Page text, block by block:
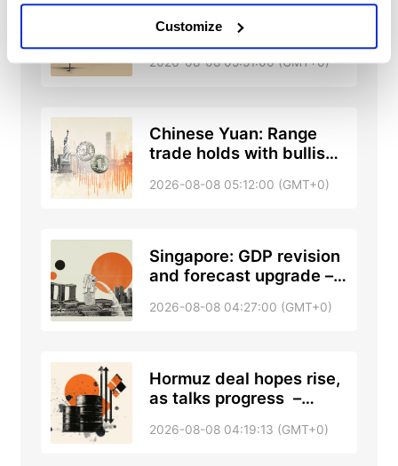
Customize
China: Credit demand
and liquidity trends –
DBS
2026-08-08 05:51:00 (GMT+0)
Chinese Yuan: Range
trade holds with bullish
UOB
2026-08-08 05:12:00 (GMT+0)
Singapore: GDP revision
and forecast upgrade –
2026-08-08 04:27:00 (GMT+0)
Hormuz deal hopes rise,
as talks progress –
2026-08-08 04:19:13 (GMT+0)